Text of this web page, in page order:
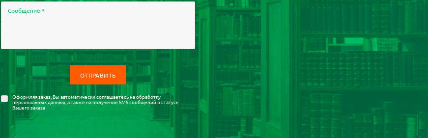
Сообщение *
Оформляя заказ, Вы автоматически соглашаетесь наобработку
персональных данных, а также на получение SMS сообщений о статусе
Вашего заказа